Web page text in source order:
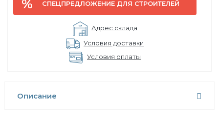
СПЕЦПРЕДЛОЖЕНИЕ ДЛЯ СТРОИТЕЛЕЙ
Адрес склада
Условия доставки
Условия оплаты
Описание